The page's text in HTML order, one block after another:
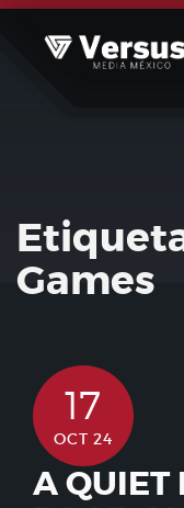
Skip
Games
17
OCT 24
A QUIET